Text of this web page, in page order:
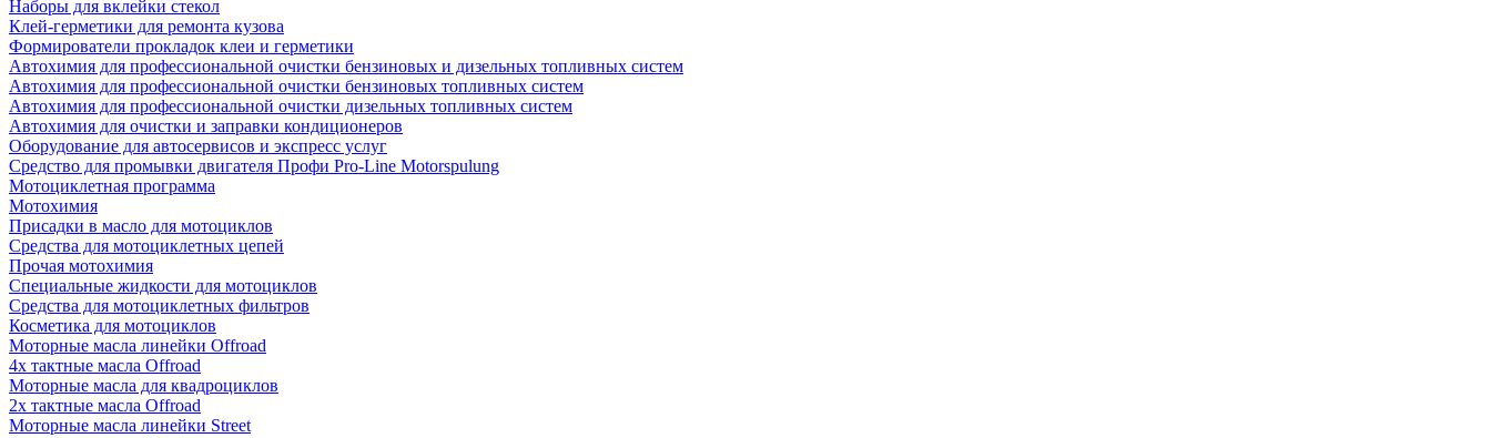
Наборы для вклейки стекол
Клей-герметики для ремонта кузова
Формирователи прокладок клеи и герметики
Автохимия для профессиональной очистки бензиновых и дизельных топливных систем
Автохимия для профессиональной очистки бензиновых топливных систем
Автохимия для профессиональной очистки дизельных топливных систем
Автохимия для очистки и заправки кондиционеров
Оборудование для автосервисов и экспресс услуг
Средство для промывки двигателя Профи Pro-Line Motorspulung
Мотоциклетная программа
Мотохимия
Присадки в масло для мотоциклов
Средства для мотоциклетных цепей
Прочая мотохимия
Специальные жидкости для мотоциклов
Средства для мотоциклетных фильтров
Косметика для мотоциклов
Моторные масла линейки Offroad
4х тактные масла Offroad
Моторные масла для квадроциклов
2х тактные масла Offroad
Моторные масла линейки Street